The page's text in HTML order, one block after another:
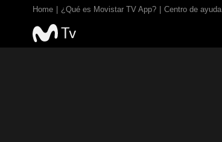
Home ¿Qué es Movistar TV App? Centro de ayuda